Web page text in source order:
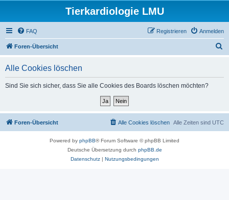
Tierkardiologie LMU
FAQ Anmelden
Registrieren
Foren-Übersicht
Alle Cookies löschen
Sind Sie sich sicher, dass Sie alle Cookies des Boards löschen möchten?
Foren-Übersicht Alle Zeiten sind UTC
Alle Cookies löschen
Powered by phpBB® Forum Software © phpBB Limited
Deutsche Übersetzung durch phpBB.de
Datenschutz| Nutzungsbedingungen